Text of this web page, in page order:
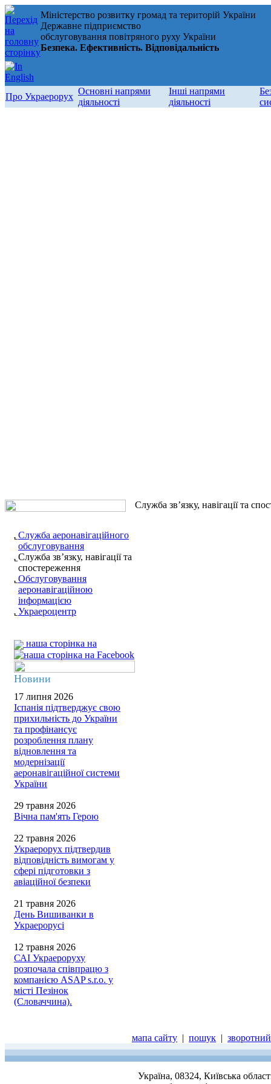
Міністерство розвитку громад та територій України
Державне підприємство
обслуговування повітряного руху України
Безпека. Ефективність. Відповідальність
Про Украерорух
Основні напрями
діяльності
Інші напрями
діяльності
Служба аеронавігаційного
обслуговування
Служба зв’язку, навігації та
спостереження
Обслуговування
аеронавігаційною
інформацією
Украероцентр
наша сторінка на
Новини
17 липня 2026
Іспанія підтверджує свою
прихильність до України
та профінансує
розроблення плану
відновлення та
модернізації
аеронавігаційної системи
України
29 травня 2026
Вічна пам'ять Герою
22 травня 2026
Украерорух підтвердив
відповідність вимогам у
сфері підготовки з
авіаційної безпеки
21 травня 2026
День Вишиванки в
Украерорусі
12 травня 2026
САІ Украероруху
розпочала співпрацю з
компанією ASAP s.r.o. у
місті Пезінок
(Словаччина).
Служба зв’язку, навігації та
мапа сайту | пошук |
Україна, 08324, Київська